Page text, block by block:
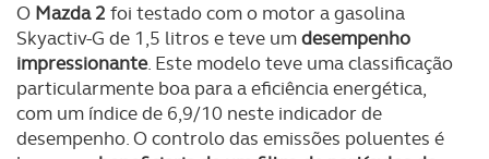
O Mazda 2 foi testado com o motor a gasolina
Skyactiv-G de 1,5 litros e teve umdesempenho
impressionante. Este modelo teve uma classificação
particularmente boa para a eficiência energética,
com um índice de 6,9/10 neste indicador de
desempenho. O controlo das emissões poluentes é